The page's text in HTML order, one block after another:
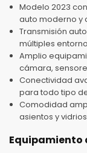
Modelo 2023
auto moderno y
Transmisión
múltiples
Amplio
cámara,
Conectividad
para todo tipo
Comodidad
asientos y
Equipamiento